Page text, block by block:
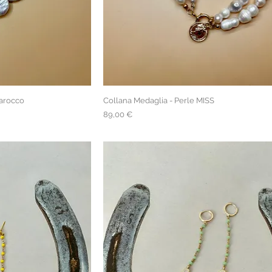
Collana Medaglia - Perle MISS
Prezzo
89,00 €